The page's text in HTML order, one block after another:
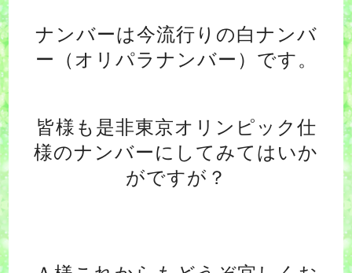
ナンバーは今流行りの白ナンバ
ー（オリパラナンバー）です。
皆様も是非東京オリンピック仕
様のナンバーにしてみてはいか
がですが？